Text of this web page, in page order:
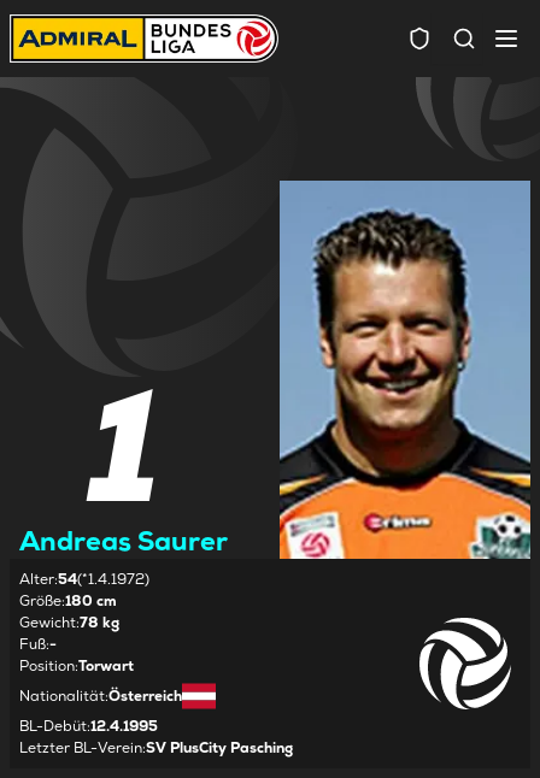
1
Andreas Saurer
Alter:54(*1.4.1972)
Größe:180 cm
Gewicht:78 kg
Fuß:-
Position:Torwart
Nationalität:Österreich
BL-Debüt:12.4.1995
Letzter BL-Verein:SV PlusCity Pasching